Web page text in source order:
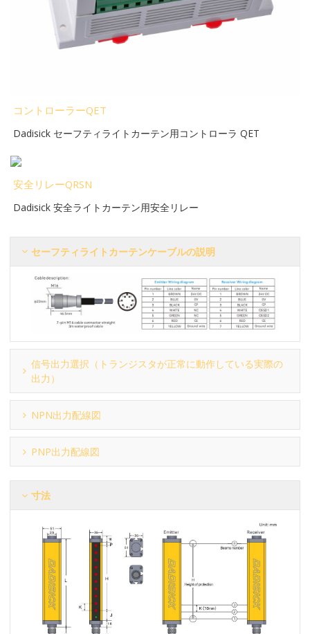
コントローラーQET
Dadisick セーフティライトカーテン用コントローラ QET
安全リレーQRSN
Dadisick 安全ライトカーテン用安全リレー
セーフティライトカーテンケーブルの説明
信号出力選択（トランジスタが正常に動作している実際の
出力）
NPN出力配線図
PNP出力配線図
寸法